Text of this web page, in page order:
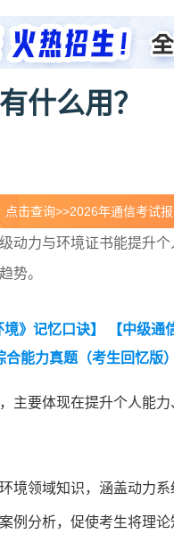
什么用？
点击查询>>2026年通信考试
动力与环境证书能提升
势。
》记忆口诀】 【中级通
能力真题（考生回忆版）
主要体现在提升个人能
境领域知识，涵盖动力
例分析，促使考生将理